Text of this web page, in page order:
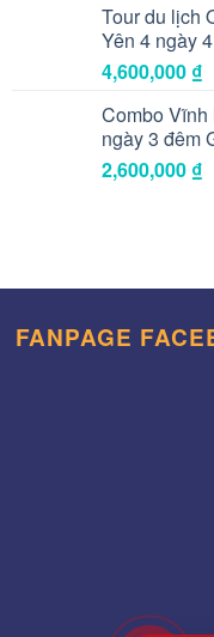
Tour du lịch
Yên 4 ngày
4,600,000 ₫
Combo Vĩnh
ngày 3 đêm
2,600,000 ₫
FANPAGE